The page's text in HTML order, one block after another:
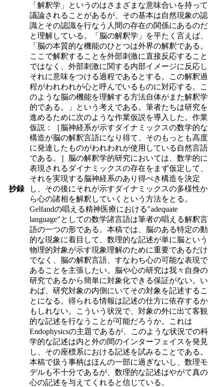
抄録
「解釈学」というのはさまざまな意味合いを持って
議論されることがあるが、その基本は自然現象の認
識とその認識を行なう人間の存在の関係にあるのだ
と理解している。「脳の解釈学」を平たく言えば、
「脳の本質的な機能のひとつは外界の解釈である。
ここで解釈することを外部刺激に直接反応すること
ではなく、外部刺激に関する内部イメージに反応し
それに意味をつける過程であるとする。この解釈過
程がわれわれが心と呼んでいるものに対応する。こ
のような脳の機能を理解する方法自体がまた解釈学
的である。」という考えである。筆者たちは研究を
進めるために次のような作業仮説を導入した。作業
仮説：［脳神経系が示すダイナミックスの数学的な
構造が脳の解釈言語になり得て、そのもっとも高度
に発達したものがわれわれが使用している自然言語
である。］脳の解釈学的研究においては、数学的に
表現されるダイナミックスの存在をまず仮定して、
それを実現する脳神経系のあり得べき構造を決定
し、その後にそれが示すダイナミックスの多様性か
ら心の諸相を解釈していくという方法をとる。
Gelfandの唱える精神医療における"adequate
language"としての数学諸言語は筆者の唱える解釈言
語の一つの形である。本稿では、脳のある特定の動
的な現象に着目して、数理的な記述が単に脳という
物理的対象が示す現象理解のために重要であるだけ
でなく、脳の解釈言語、すなわち心の可能な表現で
あることを主張したい。脳や心の研究は我々自身の
研究であるから簡単に対象化できる保証がない。い
わば、研究対象の内側にいてその対象を記述するこ
とになる。得られる情報は記述の仕方に依存するか
もしれない。こういう状況で、対象の外に出て客観
的な記述を行なうことが可能だろうか。これは
Endophysicsの主題であるが、このような状況での科
学的な記述は内と外の間のインターフェイスを発見
し、その座標系における記述を試みることである。
本稿で扱う事柄はほんの一部に過ぎないし、数理モ
デルも不十分であるが、数理的な記述はやがて真の
心の記述を与えてくれると信じている。